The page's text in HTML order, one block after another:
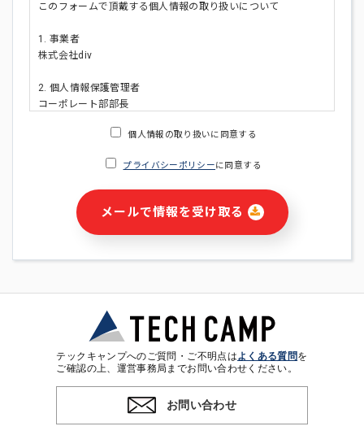
このフォームで頂戴する個人情報の取り扱いについて
1. 事業者
株式会社div
2. 個人情報保護管理者
コーポレート部部長
・ご請求された資料の送付のため
・本サービス及び本サービスに関連する情報(当社及び第三者の
サービス又は商品等の広告配信・宣伝を含みますが、それらに
・個人(法人の場合は担当者)を識別できない形式に加工した統
計情報の作成および利用
※上記の利用目的に基づいた本人への連絡及び配信について
4. 個人情報の第三者提供
個人情報の取り扱いに同意する
プライバシーポリシーに同意する
メールで情報を受け取る
テックキャンプへのご質問・ご不明点はよくある質問を
ご確認の上、運営事務局までお問い合わせください。
お問い合わせ